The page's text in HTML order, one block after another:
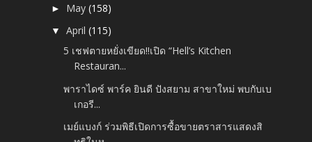
► May(158)
▼April(115)
5 เชฟตายหยั่งเขียด!!เปิด “Hell’s Kitchen
Restauran...
พาราไดซ์ พาร์ค ยินดี ปังสยาม สาขาใหม่ พบกับเบ
เกอรี...
เมย์แบงก์ ร่วมพิธีเปิดการซื้อขายตราสารแสดงสิ